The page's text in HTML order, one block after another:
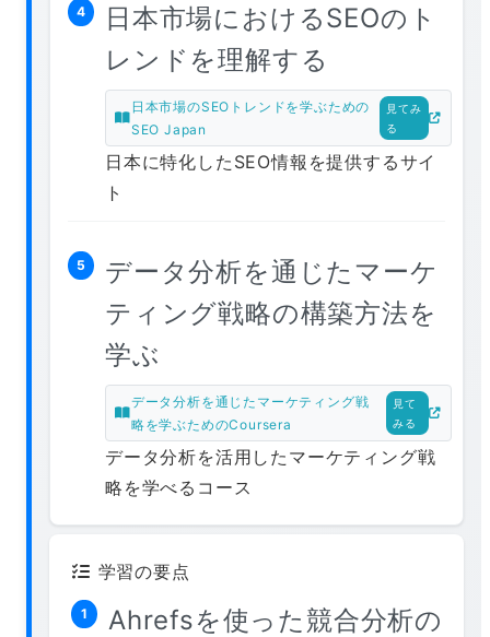
4
日本市場におけるSEOのト
レンドを理解する
日本市場のSEOトレンドを学ぶための
SEO Japan
見てみ
る
日本に特化したSEO情報を提供するサイ
ト
5
データ分析を通じたマーケ
ティング戦略の構築方法を
学ぶ
データ分析を通じたマーケティング戦
略を学ぶためのCoursera
見て
みる
データ分析を活用したマーケティング戦
略を学べるコース
学習の要点
1
Ahrefsを使った競合分析の